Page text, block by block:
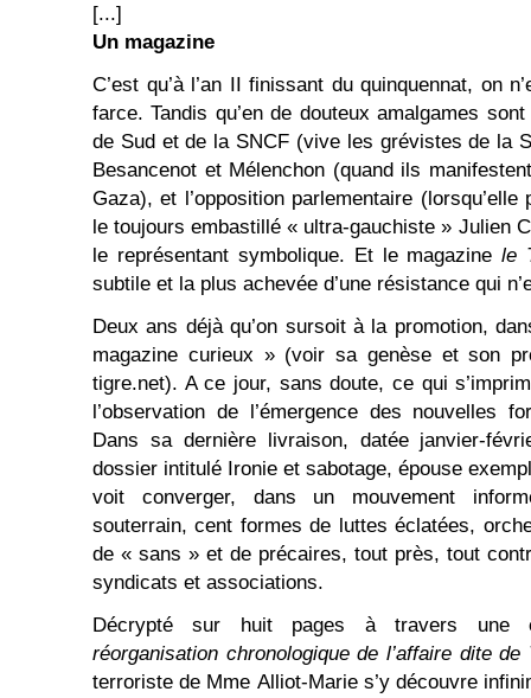
[...]
Un magazine
C’est qu’à l’an II finissant du quinquennat, on
farce. Tandis qu’en de douteux amalgames
de Sud et de la SNCF (vive les grévistes de la
Besancenot et Mélenchon (quand ils
Gaza), et l’opposition parlementaire
le toujours embastillé « ultra-gauchiste » Julien
le représentant symbolique. Et le magazinele
subtile et la plus achevée d’une résistance qui
Deux ans déjà qu’on sursoit à la promotion,
magazine curieux » (voir sa genèse et son
tigre.net). A ce jour, sans doute, ce qui
l’observation de l’émergence des nouvelles
Dans sa dernière livraison, datée janvier-
dossier intitulé Ironie et sabotage, épouse
voit converger, dans un mouvement
souterrain, cent formes de luttes éclatées,
de « sans » et de précaires, tout près, tout
syndicats et associations.
Décrypté sur huit pages à travers une
réorganisation chronologique de l’affaire dite de
terroriste de Mme Alliot-Marie s’y découvre